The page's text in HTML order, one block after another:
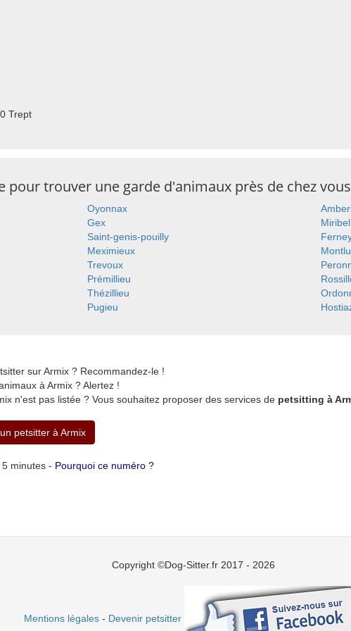
Trept
pour trouver une garde d'animaux près de chez vous
Oyonnax
Gex
Miribel
Saint-genis-pouilly
Meximieux
Trevoux
Prémillieu
Thézillieu
Pugieu
sur Armix ? Recommandez-le !
à Armix ? Alertez !
n'est pas listée ? Vous souhaitez proposer des services de petsitting à
petsitter à Armix
minutes - Pourquoi ce numéro ?
Copyright ©Dog-Sitter.fr 2017 - 2026
Mentions légales- Devenir petsitter